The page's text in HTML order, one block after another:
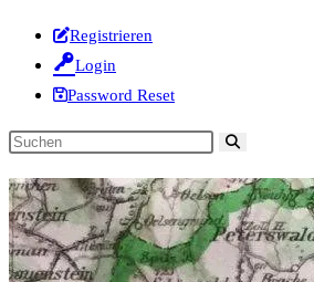
Registrieren
Login
Password Reset
Diese
durchsuchen